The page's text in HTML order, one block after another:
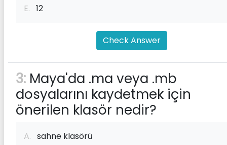
E. 12
Check Answer
3: Maya'da .ma veya .mb
dosyalarını kaydetmek için
önerilen klasör nedir?
A. sahne klasörü